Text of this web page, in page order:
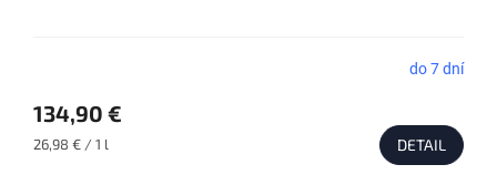
do 7 dní
134,90 €
Jednotková
26,98 € / 1 l DETAIL